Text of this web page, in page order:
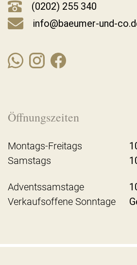
(0202) 255 340
info@baeumer-und-
Öffnungszeiten
Montags-Freitags
Samstags
Adventssamstage
Verkaufsoffene Sonntage